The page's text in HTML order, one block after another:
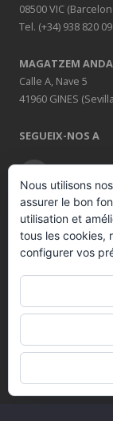
08500 VIC
Tel. (+34) 938 820
MAGATZEM
Calle A, Nave 5
41960 GINES
SEGUEIX-NOS A
AMB EL SUPORT
© 2026
Nous utilisons
assurer le bon
utilisation et
tous les cookies,
configurer vos